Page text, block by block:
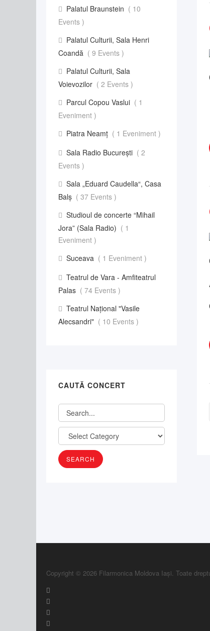
Palatul Braunstein ( 10
Events )
Palatul Culturii, Sala Henri
Coandă ( 9 Events )
Palatul Culturii, Sala
Voievozilor ( 2 Events )
Parcul Copou Vaslui ( 1
Eveniment )
Piatra Neamț ( 1 Eveniment )
Sala Radio București ( 2
Events )
Sala „Eduard Caudella“, Casa
Balş ( 37 Events )
Studioul de concerte “Mihail
Jora” (Sala Radio) ( 1
Eveniment )
Suceava ( 1 Eveniment )
Teatrul de Vara - Amfiteatrul
Palas ( 74 Events )
Teatrul Național "Vasile
Alecsandri" ( 10 Events )
CAUTĂ CONCERT
Copyright © 2026 Filarmonica Moldova Iași. Toate